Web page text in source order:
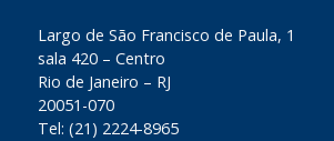
​Largo de São Francisco de Paula, 1
sala 420 – Centro
Rio de Janeiro – RJ
20051-070
Tel: (21) 2224-8965